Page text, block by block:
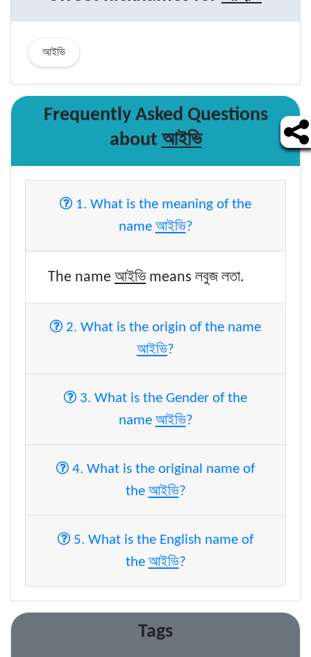
আইভি
Frequently Asked Questions
about আইভি
1. What is the meaning of the
name আইভি?
The name আইভিmeans লবুজ লতা.
2. What is the origin of the name
আইভি?
3. What is the Gender of the
name আইভি?
4. What is the original name of
the আইভি?
5. What is the English name of
the আইভি?
Tags